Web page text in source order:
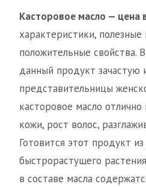
Касторовое масло — цена
характеристики, полезные
положительные свойства.
данный продукт зачастую
представительницы
касторовое масло отлично
кожи, рост волос,
Готовится этот продукт
быстрорастущего
в составе масла